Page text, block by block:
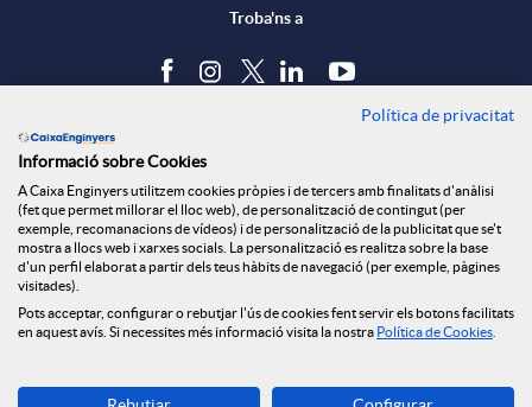
Troba'ns a
Política de cookies
Avís legal
Seguretat Online
Canal denúncies
Descarrega-la ara
Política de privacitat
Informació sobre Cookies
A Caixa Enginyers utilitzem cookies pròpies i de tercers amb finalitats d'anàlisi
(fet que permet millorar el lloc web), de personalització de contingut (per
exemple, recomanacions de vídeos) i de personalització de la publicitat que se't
mostra a llocs web i xarxes socials. La personalització es realitza sobre la base
d'un perfil elaborat a partir dels teus hàbits de navegació (per exemple, pàgines
visitades).
Pots acceptar, configurar o rebutjar l'ús de cookies fent servir els botons facilitats
en aquest avís. Si necessites més informació visita la nostra Política de Cookies